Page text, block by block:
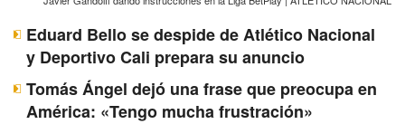
Eduard Bello se despide de Atlético Nacional
y Deportivo Cali prepara su anuncio
Tomás Ángel dejó una frase que preocupa en
América: «Tengo mucha frustración»